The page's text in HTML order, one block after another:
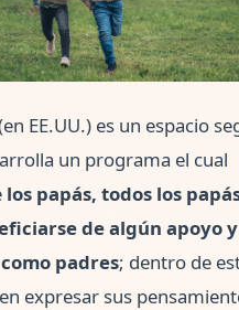
EE.UU.) es un espacio
un programa el cual
los papás, todos los
de algún apoyo y
padres; dentro de
expresar sus